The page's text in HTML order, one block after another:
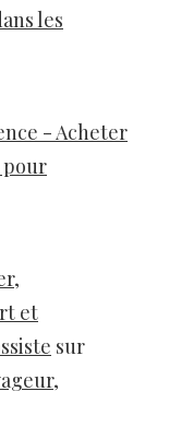
les
- Acheter
pour
et
sur